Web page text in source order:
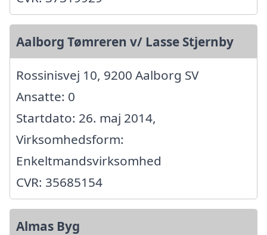
Aalborg Tømreren v/ Lasse Stjernby
Rossinisvej 10, 9200 Aalborg SV
Ansatte: 0
Startdato: 26. maj 2014,
Virksomhedsform:
Enkeltmandsvirksomhed
CVR: 35685154
Almas Byg